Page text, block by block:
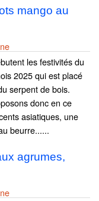
mango au
les festivités du
2025 qui est placé
serpent de bois.
donc en ce
asiatiques, une
beurre......
agrumes,